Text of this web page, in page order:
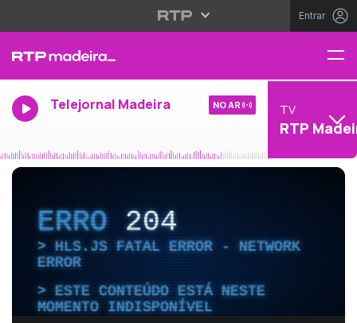
Entrar
Telejornal Madeira NO AR TV
RTP
ERRO204
HLS.JS FATAL ERROR - NETWORK
ERROR
ESTE CONTEÚDO ESTÁ NESTE
MOMENTO INDISPONÍVEL